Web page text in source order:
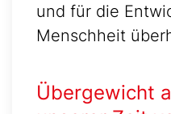
und für die
Menschheit
Übergewicht